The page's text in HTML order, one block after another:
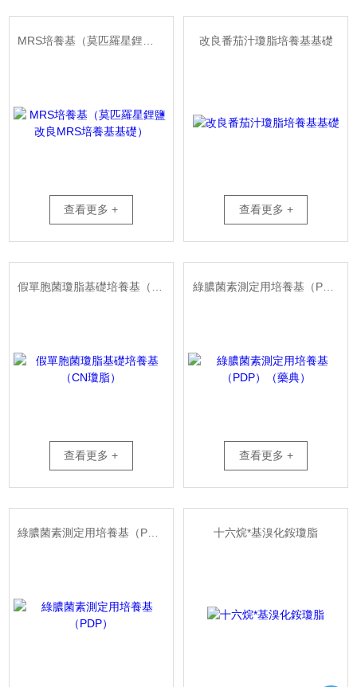
查看更多 +
改良番茄汁瓊脂培養基基礎
查看更多 +
查看更多 +
綠膿菌素測定用培養基（PDP）（藥典）
查看更多 +
十六烷*基溴化銨瓊脂